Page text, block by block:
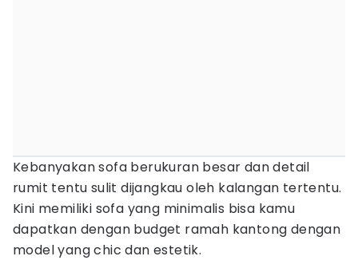
Kebanyakan sofa berukuran besar dan detail
rumit tentu sulit dijangkau oleh kalangan tertentu.
Kini memiliki sofa yang minimalis bisa kamu
dapatkan dengan budget ramah kantong dengan
model yang chic dan estetik.